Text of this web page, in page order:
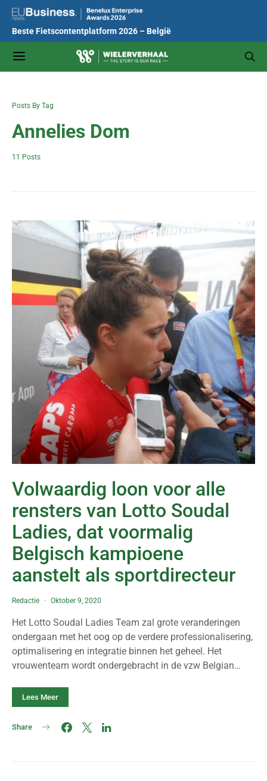
Beste Fietscontentplatform 2026 – België
Posts By Tag
Annelies Dom
11 Posts
Volwaardig loon voor alle
rensters van Lotto Soudal
Ladies, dat voormalig
Belgisch kampioene
aanstelt als sportdirecteur
Redactie Oktober 9, 2020
Het Lotto Soudal Ladies Team zal grote veranderingen
ondergaan met het oog op de verdere professionalisering,
optimalisering en integratie binnen het geheel. Het
vrouwenteam wordt ondergebracht in de vzw Belgian…
Lees Meer
Share